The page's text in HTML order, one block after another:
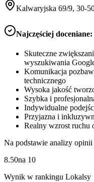
Kalwaryjska 69/9, 30-
Najczęściej doceniane:
Skuteczne
wyszukiwania
Komunikacja
technicznego
Wysoka jakość
Szybka i
Indywidualne
Przyjazna i
Realny wzrost ruchu
Na podstawie analizy
8.50na 10
Wynik w rankingu Lokalsy